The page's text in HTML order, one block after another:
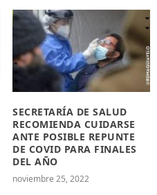
SECRETARÍA DE SALUD
RECOMIENDA CUIDARSE
ANTE POSIBLE REPUNTE
DE COVID PARA FINALES
DEL AÑO
noviembre 25, 2022